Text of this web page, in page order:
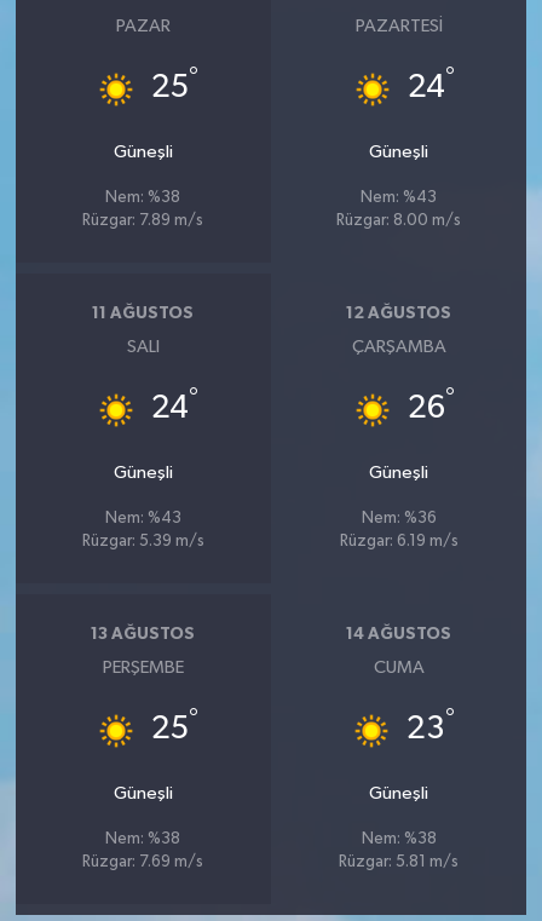
PAZAR
25°
Güneşli
Nem: %38
Rüzgar: 7.89 m/s
PAZARTESI
24°
Güneşli
Nem: %43
Rüzgar: 8.00 m/s
11 AĞUSTOS
SALI
24°
Güneşli
Nem: %43
Rüzgar: 5.39 m/s
12 AĞUSTOS
ÇARŞAMBA
26°
Güneşli
Nem: %36
Rüzgar: 6.19 m/s
13 AĞUSTOS
PERŞEMBE
25°
Güneşli
Nem: %38
Rüzgar: 7.69 m/s
14 AĞUSTOS
CUMA
23°
Güneşli
Nem: %38
Rüzgar: 5.81 m/s